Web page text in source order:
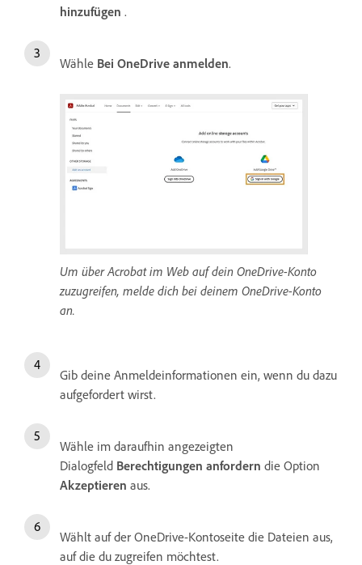
hinzufügen .
Wähle Bei OneDrive anmelden.
Um über Acrobat im Web auf dein OneDrive-Konto
zuzugreifen, melde dich bei deinem OneDrive-Konto
an.
Gib deine Anmeldeinformationen ein, wenn du dazu
aufgefordert wirst.
Wähle im daraufhin angezeigten
Dialogfeld Berechtigungen anfordern die Option
Akzeptieren aus.
Wählt auf der OneDrive-Kontoseite die Dateien aus,
auf die du zugreifen möchtest.